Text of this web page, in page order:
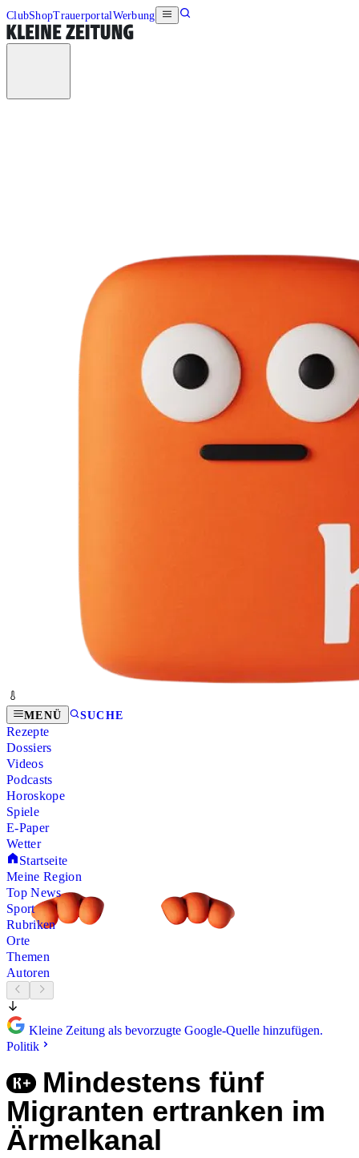
ClubShopTrauerportalWerbung
MENÜ SUCHE
Rezepte
Dossiers
Videos
Podcasts
Horoskope
Spiele
E-Paper
Wetter
Startseite
Meine Region
Top News
Sport
Rubriken
Orte
Themen
Autoren
Kleine Zeitung als bevorzugte Google-Quelle hinzufügen.
Politik
Mindestens fünf
Migranten ertranken im
Ärmelkanal